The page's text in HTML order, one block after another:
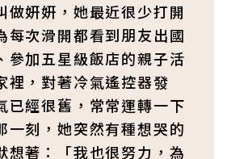
做妍妍，她最近很少打開
每次滑開都看到朋友出國
參加五星級飯店的親子活
裡，對著冷氣遙控器發
已經很舊，常常運轉一下
一刻，她突然有種想哭的
想著：「我也很努力，為